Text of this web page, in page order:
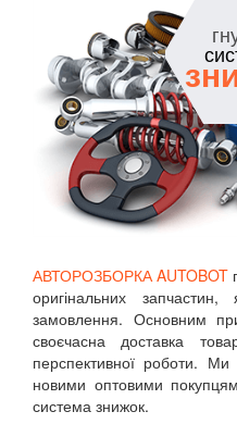
АВТОРОЗБОРКА AUTOBOT
оригінальних
замовлення. Основним
своєчасна доставка
перспективної роботи. Ми
новими оптовими
система знижок.